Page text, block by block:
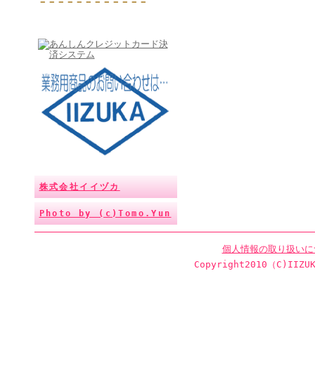
株式会社イイヅカ
Photo by (c)Tomo.Yun
個人情報の取り扱い
Copyright2010（